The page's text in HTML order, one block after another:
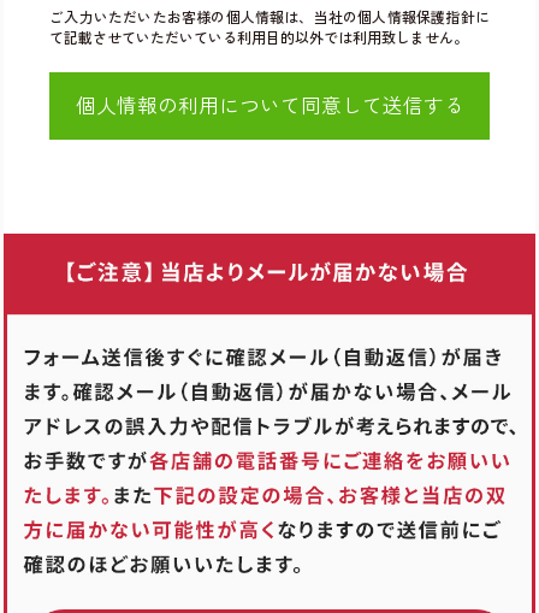
ご入力いただいたお客様の個人情報は、当社の個人情報保護指針に
て記載させていただいている利用目的以外では利用致しません。